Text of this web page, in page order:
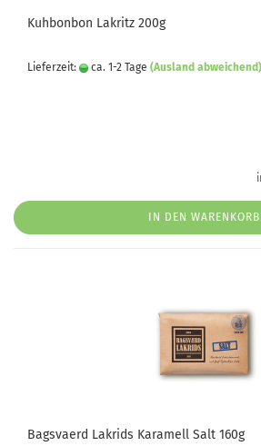
Kuhbonbon Lakritz 200g
Lieferzeit: ca. 1-2 Tage (Ausland abweichend)
IN DEN WARENKORB
Bagsvaerd Lakrids Karamell Salt 160g